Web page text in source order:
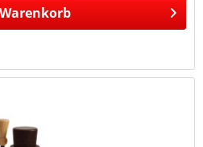
Warenkorb